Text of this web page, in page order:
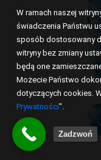
W ramach naszej
świadczenia Państwu
sposób dostosowany
witryny bez zmiany
będą one
Możecie Państwo
dotyczących cookies.
Prywatności".
Zadzwoń